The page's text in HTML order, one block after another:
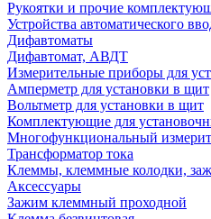
Рукоятки и прочие
Устройства автоматического
Дифавтоматы
Дифавтомат, АВДТ
Измерительные приборы для
Амперметр для установки в щит
Вольтметр для установки в щит
Комплектующие для
Многофункциональный
Трансформатор тока
Клеммы, клеммные колодки,
Аксессуары
Зажим клеммный проходной